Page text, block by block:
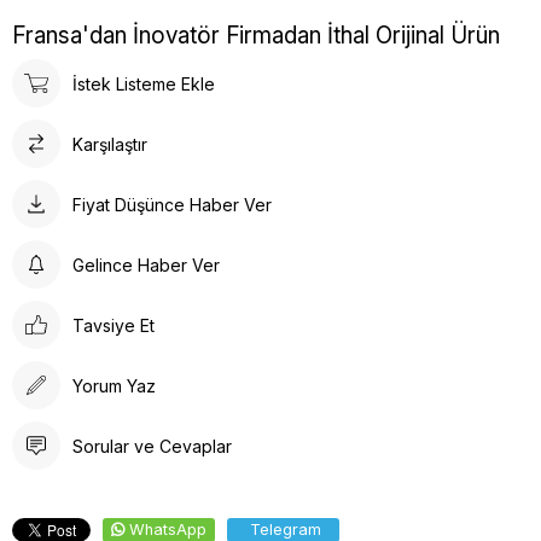
Fransa'dan İnovatör Firmadan İthal Orijinal Ürün
İstek Listeme Ekle
Karşılaştır
Fiyat Düşünce Haber Ver
Gelince Haber Ver
Tavsiye Et
Yorum Yaz
Sorular ve Cevaplar
WhatsApp Telegram